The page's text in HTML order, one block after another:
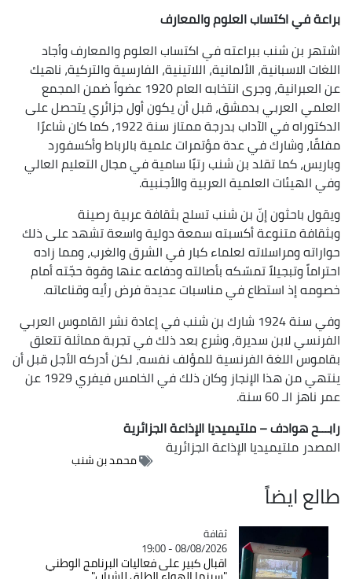
براعة في اكتساب العلوم والمعارف
اشتهر بن شنب ببراعته في اكتساب العلوم والمعارف وأجاد
اللغات الاسبانية، الألمانية، اللاتينية، الفارسية والتركية، ناهيك
عن العبرانية، وجرى انتخابه العام 1920 عضواً ضمن المجمع
العلمي العربي بدمشق، قبل أن يكون أول جزائري يتحصل على
الدكتوراه في الآداب بدرجة ممتاز سنة 1922، كما كان شاعرًا
مفلقًا، وشارك في عدة مؤتمرات علمية بالرباط وأكسفورد
وباريس، كما تقلد بن شنب رتبًا سامية في مجال التعليم العالي
وفي الهيئات العلمية العربية والأجنبية.
ويقول باحثون إنّ بن شنب تسلح بثقافة عربية رصينة
وبثقافة متنوعة أكسبته سمعة دولية واسعة تشهد على ذلك
حواراته ومراسلاته لعلماء كبار في الشرق والغرب، ومما زاده
احتراماً وتبجيلاً تمسّكه بأصالته ودفاعه عنها وقوة حجّته أمام
خصومه إذ استطاع في مناسبات عديدة فرض رأيه وقناعاته.
وفي سنة 1924 شارك بن شنب في إعادة نشر القاموس العربي
الفرنسي لابن سديرة، وشرع بعد ذلك في تجربة مماثلة تتعلق
بقاموس اللغة الفرنسية للمؤلف نفسه، لكن أدركه الأجل قبل أن
ينتهي من هذا الإنجاز وكان ذلك في الخامس فيفري 1929 عن
عمر ناهز الـ 60 سنة.
رابـــح هوادف – ملتيميديا الإذاعة الجزائرية
المصدرملتيميديا الإذاعة الجزائرية
محمد بن شنب
طالع ايضاً
Catégorie
ثقافة
08/08/2026 - 19:00
اقبال كبير على فعاليات البرنامج الوطني